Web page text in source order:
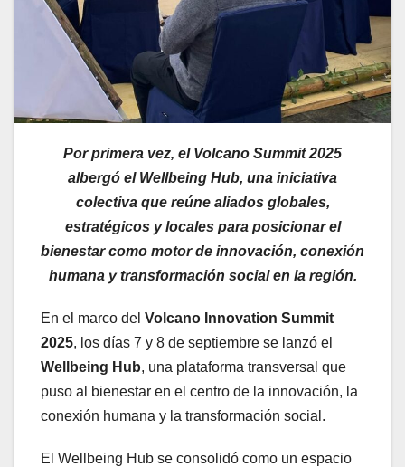
Por primera vez, el Volcano Summit 2025
albergó el Wellbeing Hub, una iniciativa
colectiva que reúne aliados globales,
estratégicos y locales para posicionar el
bienestar como motor de innovación, conexión
humana y transformación social en la región.
En el marco del Volcano Innovation Summit
2025, los días 7 y 8 de septiembre se lanzó el
Wellbeing Hub, una plataforma transversal que
puso al bienestar en el centro de la innovación, la
conexión humana y la transformación social.
El Wellbeing Hub se consolidó como un espacio